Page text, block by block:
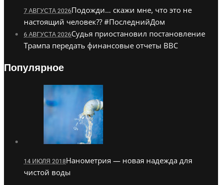
7 АВГУСТА 2026Подожди… скажи мне, что это не
настоящий человек?? #ПоследнийДом
6 АВГУСТА 2026Судья приостановил постановление
Трампа передать финансовые отчеты BBC
Популярное
14 ИЮЛЯ 2018Нанометрия — новая надежда для
чистой воды